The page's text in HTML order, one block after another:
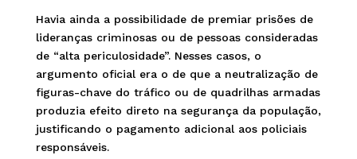
Havia ainda a possibilidade de premiar prisões de
lideranças criminosas ou de pessoas consideradas
de “alta periculosidade”. Nesses casos, o
argumento oficial era o de que a neutralização de
figuras-chave do tráfico ou de quadrilhas armadas
produzia efeito direto na segurança da população,
justificando o pagamento adicional aos policiais
responsáveis.